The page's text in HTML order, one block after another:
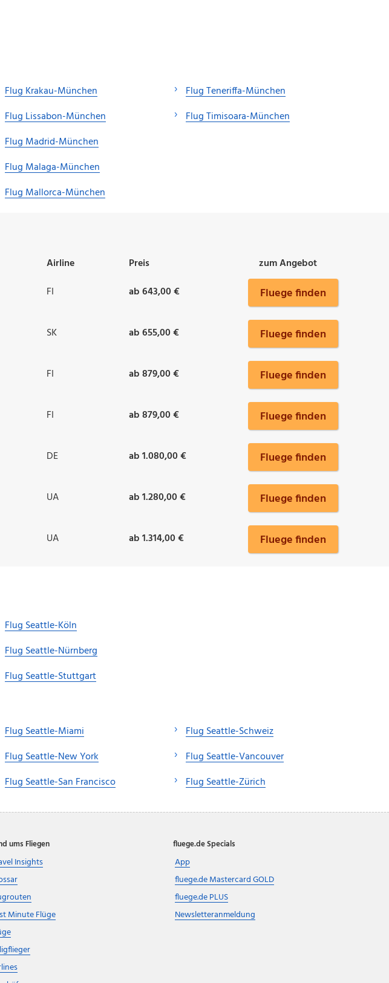
Flug Krakau-München
Flug Lissabon-München
Flug Madrid-München
Flug Malaga-München
Flug Mallorca-München
Flug Teneriffa-München
Flug Timisoara-München
Airline Preis
zum Angebot
FI ab 643,00 € Fluege finden
SK ab 655,00 € Fluege finden
FI ab 879,00 € Fluege finden
FI ab 879,00 € Fluege finden
DE ab 1.080,00 € Fluege finden
UA ab 1.280,00 € Fluege finden
UA ab 1.314,00 € Fluege finden
Flug Seattle-Köln
Flug Seattle-Nürnberg
Flug Seattle-Stuttgart
Flug Seattle-Miami
Flug Seattle-New York
Flug Seattle-San Francisco
Flug Seattle-Schweiz
Flug Seattle-Vancouver
Flug Seattle-Zürich